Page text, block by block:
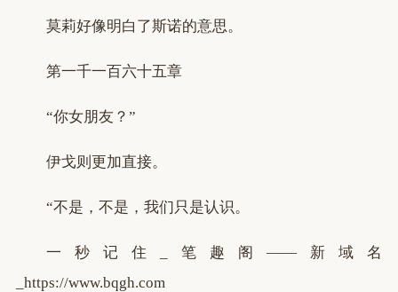
莫莉好像明白了斯诺的意思。
第一千一百六十五章
“你女朋友？”
伊戈则更加直接。
“不是，不是，我们只是认识。
一秒记住_笔趣阁——新域名
_https://www.bqgh.com